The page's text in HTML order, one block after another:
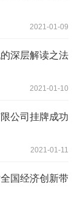
2021-01-09
深层解读之法
2021-01-10
公司挂牌成功
2021-01-11
国经济创新带